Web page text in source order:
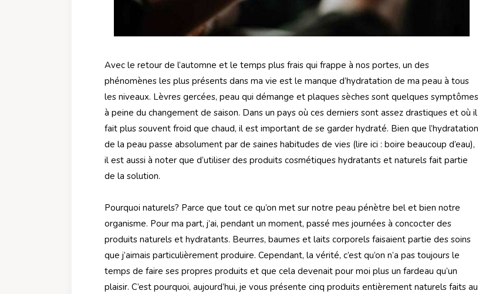
Avec le retour de l’automne et le temps plus frais qui frappe à nos portes, un des
phénomènes les plus présents dans ma vie est le manque d’hydratation de ma peau à tous
les niveaux. Lèvres gercées, peau qui démange et plaques sèches sont quelques symptômes
à peine du changement de saison. Dans un pays où ces derniers sont assez drastiques et où il
fait plus souvent froid que chaud, il est important de se garder hydraté. Bien que l’hydratation
de la peau passe absolument par de saines habitudes de vies (lire ici : boire beaucoup d’eau),
il est aussi à noter que d’utiliser des produits cosmétiques hydratants et naturels fait partie
de la solution.
Pourquoi naturels? Parce que tout ce qu’on met sur notre peau pénètre bel et bien notre
organisme. Pour ma part, j’ai, pendant un moment, passé mes journées à concocter des
produits naturels et hydratants. Beurres, baumes et laits corporels faisaient partie des soins
que j’aimais particulièrement produire. Cependant, la vérité, c’est qu’on n’a pas toujours le
temps de faire ses propres produits et que cela devenait pour moi plus un fardeau qu’un
plaisir. C’est pourquoi, aujourd’hui, je vous présente cinq produits entièrement naturels faits au